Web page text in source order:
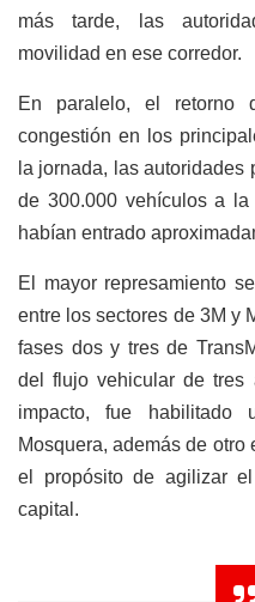
más tarde, las
movilidad en ese corredor.
En paralelo, el retorno
congestión en los
la jornada, las autoridades
de 300.000 vehículos a
habían entrado
El mayor represamiento
entre los sectores de 3M y
fases dos y tres de
del flujo vehicular de tres
impacto, fue habilitado
Mosquera, además de
el propósito de agilizar
capital.